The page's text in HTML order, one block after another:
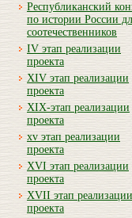
Республиканский
по истории России
соотечественников
IV этап реализации
проекта
XIV этап реализации
проекта
XIX-этап реализации
проекта
xv этап реализации
проекта
XVI этап реализации
проекта
XVII этап реализации
проекта